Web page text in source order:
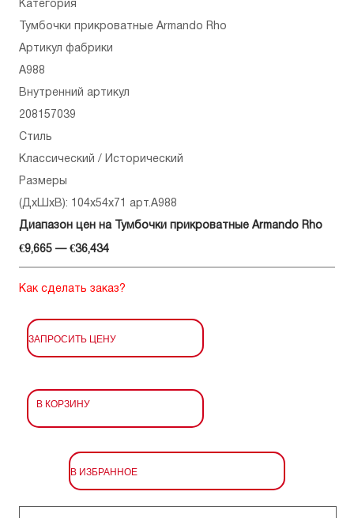
Категория
Тумбочки прикроватные Armando Rho
Артикул фабрики
A988
Внутренний артикул
208157039
Стиль
Классический / Исторический
Размеры
(ДхШхВ): 104x54x71 арт.A988
Диапазон цен на Тумбочки прикроватные Armando Rho
€9,665 — €36,434
Как сделать заказ?
ЗАПРОСИТЬ ЦЕНУ
В КОРЗИНУ
В ИЗБРАННОЕ